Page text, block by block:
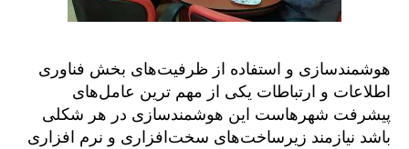
هوشمندسازی و استفاده از ظرفیت‌های بخش فناوری
اطلاعات و ارتباطات یکی از مهم ‌ترین عامل‌های
پیشرفت شهرهاست این هوشمندسازی در هر شکلی
باشد نیازمند زیرساخت‌های سخت‌افزاری و نرم افزاری